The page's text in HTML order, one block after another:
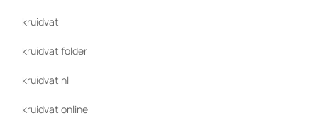
kruidvat
kruidvat folder
kruidvat nl
kruidvat online